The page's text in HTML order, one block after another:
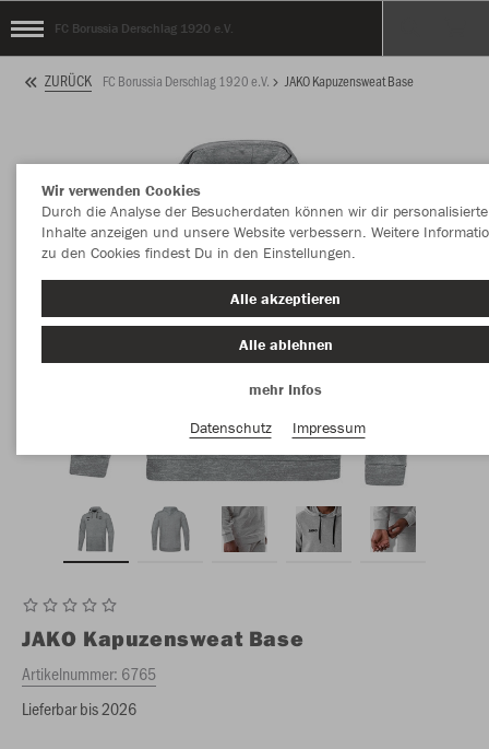
FC Borussia Derschlag 1920 e.V.
ZURÜCK FC Borussia Derschlag 1920 e.V. JAKO Kapuzensweat Base
JAKO Kapuzensweat Base
Artikelnummer: 6765
Lieferbar bis 2026
Wir verwenden Cookies
Durch die Analyse der Besucherdaten können wir dir personalisierte
Inhalte anzeigen und unsere Website verbessern. Weitere
zu den Cookies findest Du in den Einstellungen.
Alle akzeptieren
Alle ablehnen
mehr Infos
Datenschutz
Impressum